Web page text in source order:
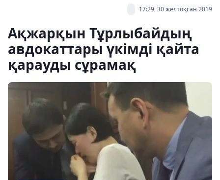
17:29, 30 желтоқсан 2019
Ақжарқын Тұрлыбайдың
авдокаттары үкімді қайта
қарауды сұрамақ